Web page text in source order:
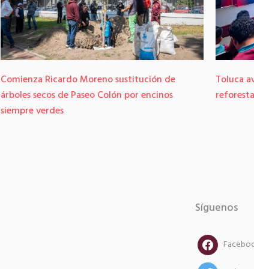
Comienza Ricardo Moreno sustitución de
árboles secos de Paseo Colón por encinos
siempre verdes
Toluca
Síguenos
facebook